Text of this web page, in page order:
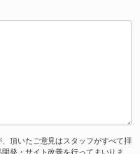
頂いたご意見はスタッフがすべて拝
発・サイト改善を行ってまいりま